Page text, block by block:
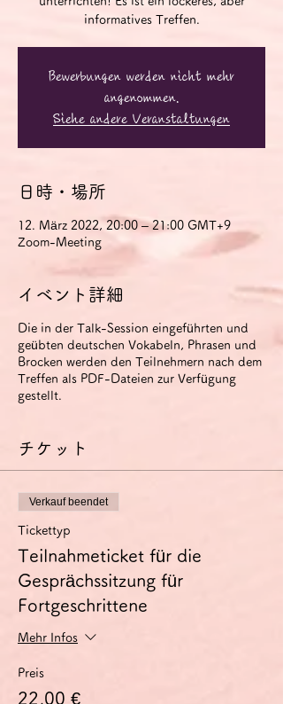
informatives Treffen.
Bewerbungen werden nicht mehr
angenommen.
Siehe andere Veranstaltungen
日時・場所
12. März 2022, 20:00 – 21:00 GMT+9
Zoom-Meeting
イベント詳細
Die in der Talk-Session eingeführten und
geübten deutschen Vokabeln, Phrasen und
Brocken werden den Teilnehmern nach dem
Treffen als PDF-Dateien zur Verfügung
gestellt.
チケット
Verkauf beendet
Tickettyp
Teilnahmeticket für die
Gesprächssitzung für
Fortgeschrittene
Mehr Infos
Preis
22,00 €